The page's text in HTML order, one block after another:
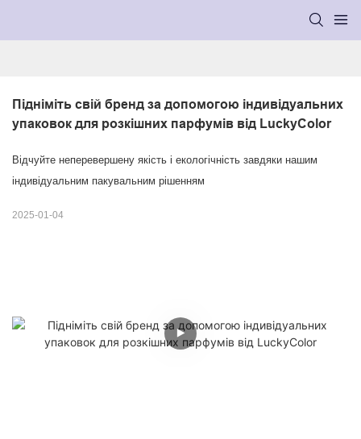
Підніміть свій бренд за допомогою індивідуальних
упаковок для розкішних парфумів від LuckyColor
Відчуйте неперевершену якість і екологічність завдяки нашим
індивідуальним пакувальним рішенням
2025-01-04